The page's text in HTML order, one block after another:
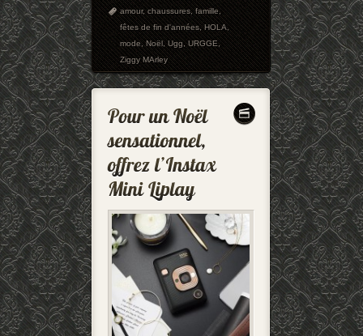
amour,chaussures,famille,
fêtes de fin d'années,HOLA,
mode,Noël,Ugg,URGGE,
Ziggy MArley